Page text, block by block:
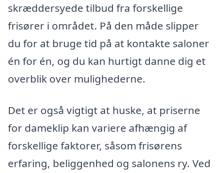
skræddersyede tilbud fra forskellige
frisører i området. På den måde slipper
du for at bruge tid på at kontakte saloner
én for én, og du kan hurtigt danne dig et
overblik over mulighederne.
Det er også vigtigt at huske, at priserne
for dameklip kan variere afhængig af
forskellige faktorer, såsom frisørens
erfaring, beliggenhed og salonens ry. Ved